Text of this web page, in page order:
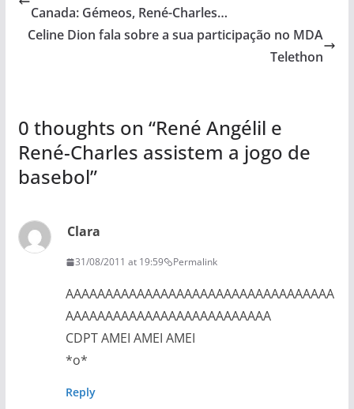
Canada: Gémeos, René-Charles…
Celine Dion fala sobre a sua participação no MDA
Telethon
0 thoughts on “René Angélil e
René-Charles assistem a jogo de
basebol”
Clara
31/08/2011 at 19:59 Permalink
AAAAAAAAAAAAAAAAAAAAAAAAAAAAAAAAAA
AAAAAAAAAAAAAAAAAAAAAAAAAA
CDPT AMEI AMEI AMEI
*o*
Reply